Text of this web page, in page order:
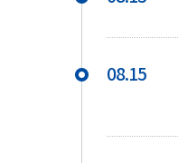
08.15